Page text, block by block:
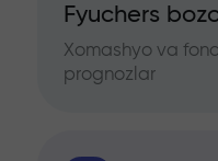
Fyuchers
Xomashyo va
prognozlar